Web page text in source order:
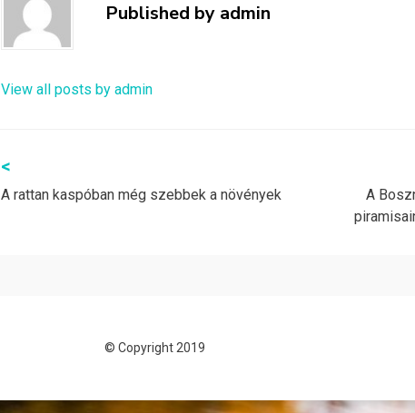
Published by admin
View all posts by admin
Bejegyzés
navigáció
<
A rattan kaspóban még szebbek a növények
A
© Copyright 2019